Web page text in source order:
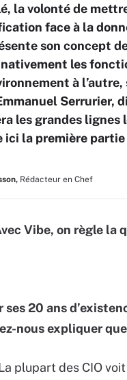
la volonté de
face à la
son concept
les
à
Serrurier,
les grandes
ici la première
Rédacteur en Chef
Vibe, on règle la
ses 20 ans
nous expliquer
plupart des CIO